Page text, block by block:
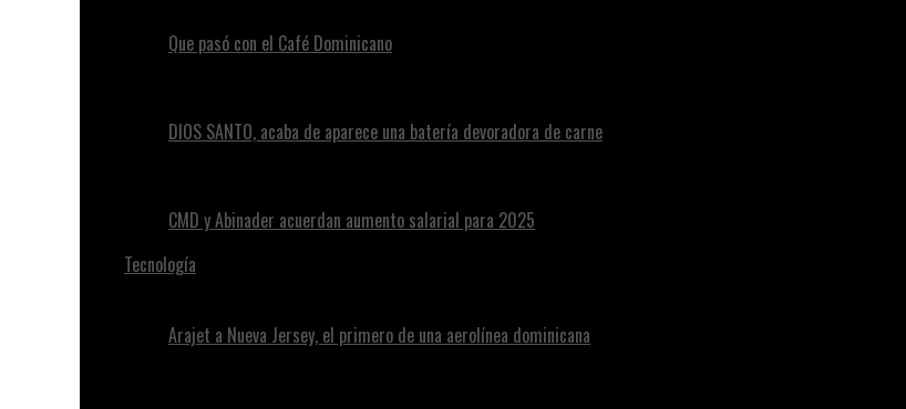
Que pasó con el Café Dominicano
DIOS SANTO, acaba de aparece una batería devoradora de carne
CMD y Abinader acuerdan aumento salarial para 2025
Tecnología
Arajet a Nueva Jersey, el primero de una aerolínea dominicana